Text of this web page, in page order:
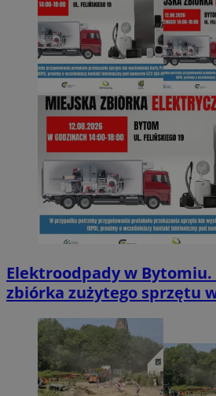
Elektroodpady w Bytomiu.
zbiórka zużytego sprzętu